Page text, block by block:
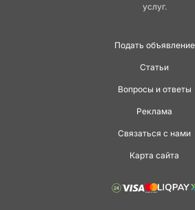
услуг.
Подать объявление
Статьи
Вопросы и ответы
Реклама
Связаться с нами
Карта сайта